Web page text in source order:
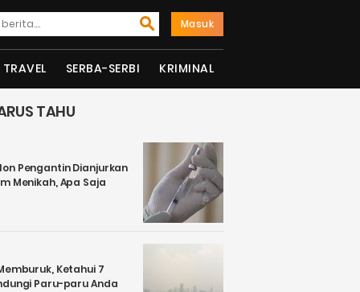
Masuk
TRAVEL SERBA-SERBI KRIMINAL
TAHU
Pengantin Dianjurkan
Menikah, Apa Saja
Ketahui 7
Paru-paru Anda